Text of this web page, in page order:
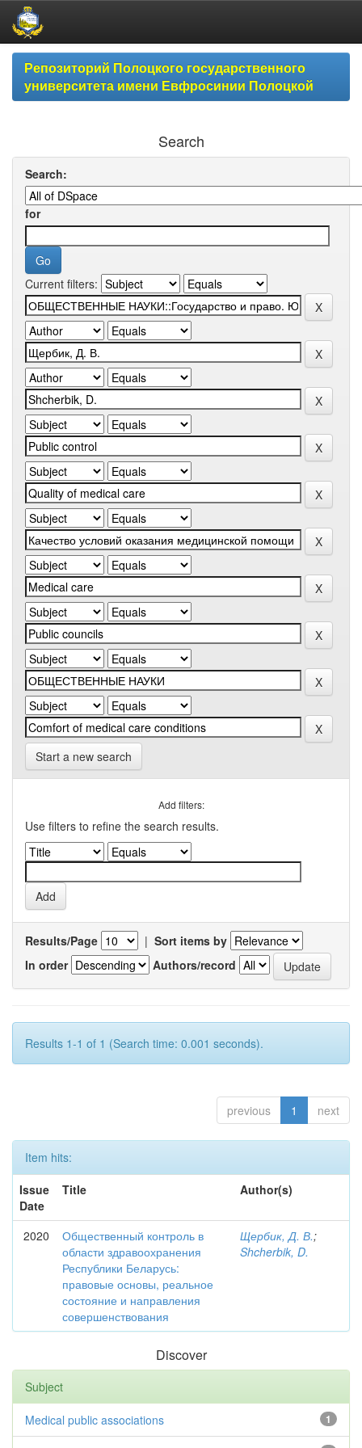
Skip
navigationРепозиторий Полоцкого государственного
университета имени Евфросинии Полоцкой
Search
Search:
for
Current filters:
Start a new search
Add filters:
Use filters to refine the search results.
Results/Page | Sort items by
In order
Authors/record
Results 1-1 of 1 (Search time: 0.001 seconds).
previous 1 next
Item hits:
Issue
Date
Title Author(s)
2020
Общественный контроль в
области здравоохранения
Республики Беларусь:
правовые основы, реальное
состояние и направления
совершенствования
Щербик, Д. В.;
Shcherbik, D.
Discover
Subject
1
Medical public associations